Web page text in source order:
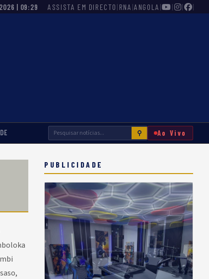
| 09:29 ASSISTA EM DIRECTO | RNA |ANGOLA | | | |
⚲ Ao Vivo
PUBLICIDADE